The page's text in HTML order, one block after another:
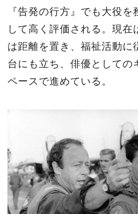
『告発の行方』でも大役を
して高く評価される。現在
は距離を置き、福祉活動に
台にも立ち、俳優としての
ペースで進めている。